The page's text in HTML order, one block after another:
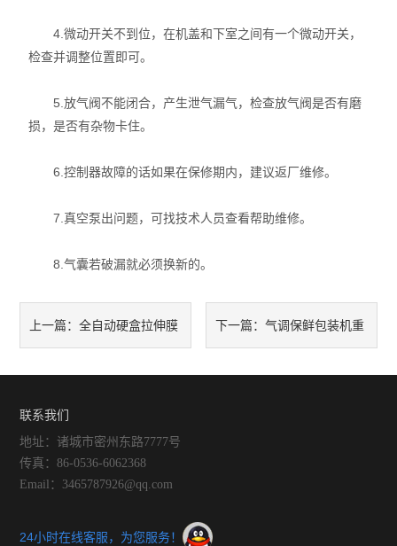
4.微动开关不到位，在机盖和下室之间有一个微动开关，
检查并调整位置即可。
5.放气阀不能闭合，产生泄气漏气，检查放气阀是否有磨
损，是否有杂物卡住。
6.控制器故障的话如果在保修期内，建议返厂维修。
7.真空泵出问题，可找技术人员查看帮助维修。
8.气囊若破漏就必须换新的。
上一篇：全自动硬盒拉伸膜 下一篇： 气调保鲜包装机重
联系我们
地址：诸城市密州东路7777号
传真：86-0536-6062368
Email：3465787926@qq.com
24小时在线客服，为您服务！